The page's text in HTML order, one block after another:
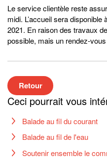
Le service clientèle reste
midi. L’accueil sera
2021. En raison des travaux
possible, mais un rendez-
Retour
Ceci pourrait vous
Balade au fil du courant
Balade au fil de l'eau
Soutenir ensemble le